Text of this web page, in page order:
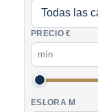
PRECIO €
ESLORA M